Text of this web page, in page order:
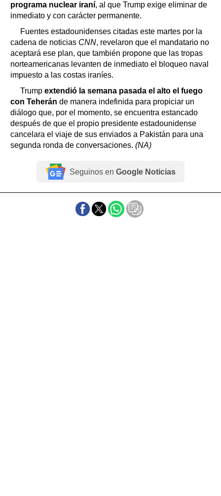
programa nuclear iraní, al que Trump exige eliminar de
inmediato y con carácter permanente.
Fuentes estadounidenses citadas este martes por la
cadena de noticias CNN, revelaron que el mandatario no
aceptará ese plan, que también propone que las tropas
norteamericanas levanten de inmediato el bloqueo naval
impuesto a las costas iraníes.
Trump extendió la semana pasada el alto el fuego
con Teherán de manera indefinida para propiciar un
diálogo que, por el momento, se encuentra estancado
después de que el propio presidente estadounidense
cancelara el viaje de sus enviados a Pakistán para una
segunda ronda de conversaciones. (NA)
Seguinos en Google Noticias